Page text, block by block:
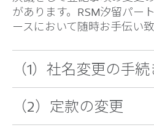
があります。RSM汐留パー
ースにおいて随時お手伝い致
（1）社名変更の手続
（2）定款の変更